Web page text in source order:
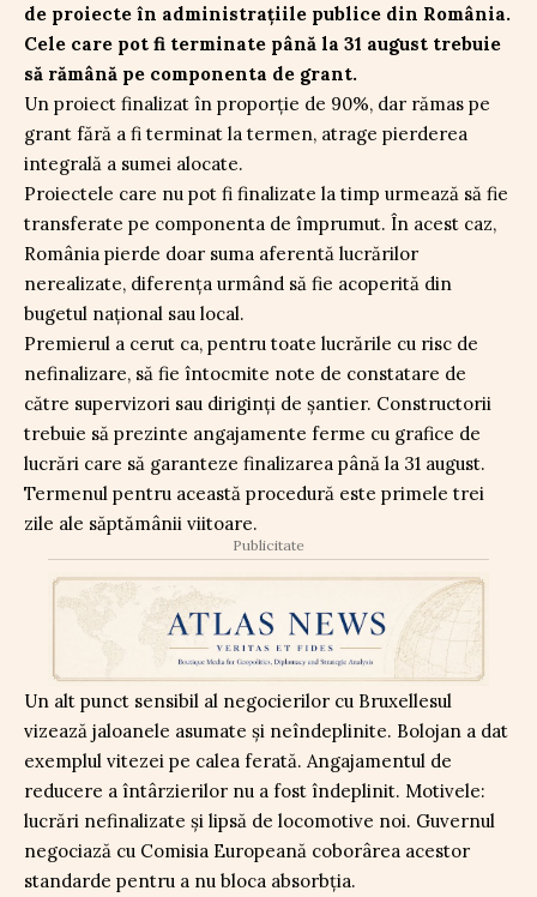
de proiecte în administrațiile publice din România.
Cele care pot fi terminate până la 31 august trebuie
să rămână pe componenta de grant.
Un proiect finalizat în proporție de 90%, dar rămas pe
grant fără a fi terminat la termen, atrage pierderea
integrală a sumei alocate.
Proiectele care nu pot fi finalizate la timp urmează să fie
transferate pe componenta de împrumut. În acest caz,
România pierde doar suma aferentă lucrărilor
nerealizate, diferența urmând să fie acoperită din
bugetul național sau local.
Premierul a cerut ca, pentru toate lucrările cu risc de
nefinalizare, să fie întocmite note de constatare de
către supervizori sau diriginți de șantier. Constructorii
trebuie să prezinte angajamente ferme cu grafice de
lucrări care să garanteze finalizarea până la 31 august.
Termenul pentru această procedură este primele trei
zile ale săptămânii viitoare.
Publicitate
Un alt punct sensibil al negocierilor cu Bruxellesul
vizează jaloanele asumate și neîndeplinite. Bolojan a dat
exemplul vitezei pe calea ferată. Angajamentul de
reducere a întârzierilor nu a fost îndeplinit. Motivele:
lucrări nefinalizate și lipsă de locomotive noi. Guvernul
negociază cu Comisia Europeană coborârea acestor
standarde pentru a nu bloca absorbția.